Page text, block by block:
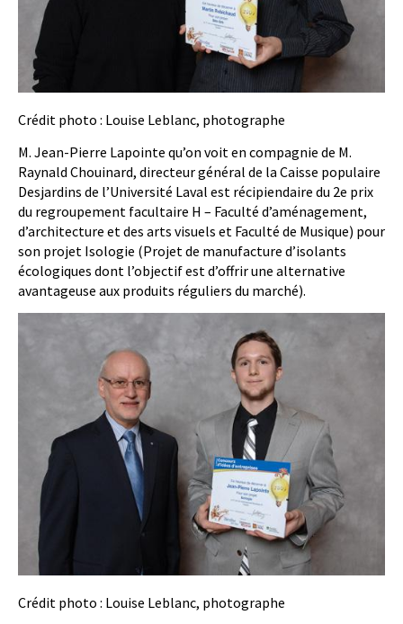
Crédit photo : Louise Leblanc, photographe
M. Jean-Pierre Lapointe qu’on voit en compagnie de M.
Raynald Chouinard, directeur général de la Caisse populaire
Desjardins de l’Université Laval est récipiendaire du 2e prix
du regroupement facultaire H – Faculté d’aménagement,
d’architecture et des arts visuels et Faculté de Musique) pour
son projet Isologie (Projet de manufacture d’isolants
écologiques dont l’objectif est d’offrir une alternative
avantageuse aux produits réguliers du marché).
Crédit photo : Louise Leblanc, photographe